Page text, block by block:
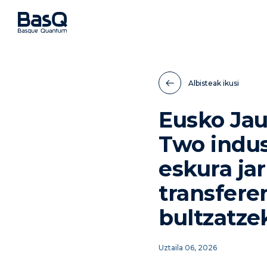
Albisteak ikusi
Eusko
Two
eskura
Uztaila 06, 2026